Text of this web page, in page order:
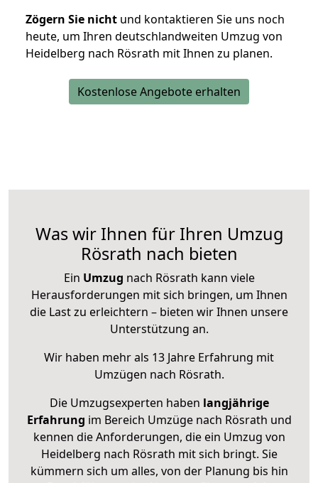
Zögern Sie nicht und kontaktieren Sie uns noch
heute, um Ihren deutschlandweiten Umzug von
Heidelberg nach Rösrath mit Ihnen zu planen.
Kostenlose Angebote erhalten
Was wir Ihnen für Ihren Umzug
Rösrath nach bieten
Ein Umzug nach Rösrath kann viele
Herausforderungen mit sich bringen, um Ihnen
die Last zu erleichtern – bieten wir Ihnen unsere
Unterstützung an.
Wir haben mehr als 13 Jahre Erfahrung mit
Umzügen nach Rösrath.
Die Umzugsexperten haben langjährige
Erfahrung im Bereich Umzüge nach Rösrath und
kennen die Anforderungen, die ein Umzug von
Heidelberg nach Rösrath mit sich bringt. Sie
kümmern sich um alles, von der Planung bis hin